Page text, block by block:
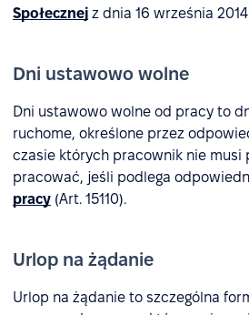
Społecznej z dnia 16 września
Dni ustawowo wolne
Dni ustawowo wolne od pracy to
ruchome, określone przez
czasie których pracownik nie musi
pracować, jeśli podlega
pracy (Art. 15110).
Urlop na żądanie
Urlop na żądanie to szczególna